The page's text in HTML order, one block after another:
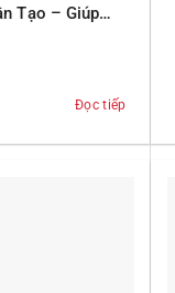
Tạo – Giúp
Đọc tiếp